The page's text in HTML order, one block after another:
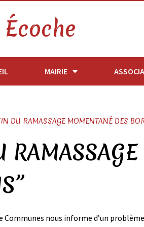
Écoche
MAIRIE
DU RAMASSAGE MOMENTANÉ DES
Communes nous informe d’un